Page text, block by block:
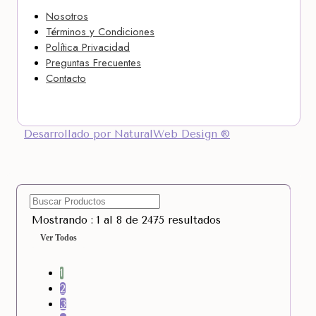
Nosotros
Términos y Condiciones
Política Privacidad
Preguntas Frecuentes
Contacto
Desarrollado por NaturalWeb Design ®
Mostrando : 1 al 8 de 2475 resultados
Ver Todos
1
2
3